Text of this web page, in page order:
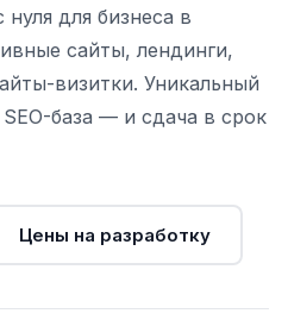
для бизнеса в
сайты, лендинги,
визитки. Уникальный
база — и сдача в срок
Цены на разработку